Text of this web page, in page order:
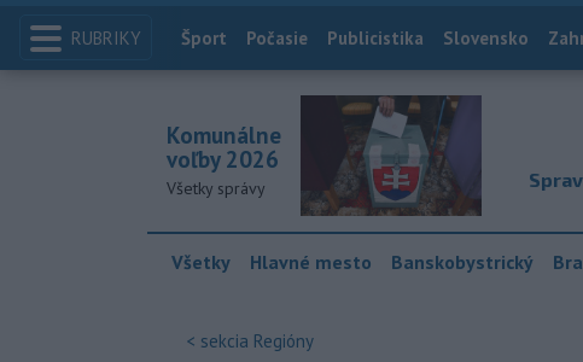
RUBRIKY Index
Šport Počasie Publicistika Slovensko
Komunálne
voľby 2026
Všetky správy
Všetky Hlavné mesto Banskobystrický
< sekcia Regióny